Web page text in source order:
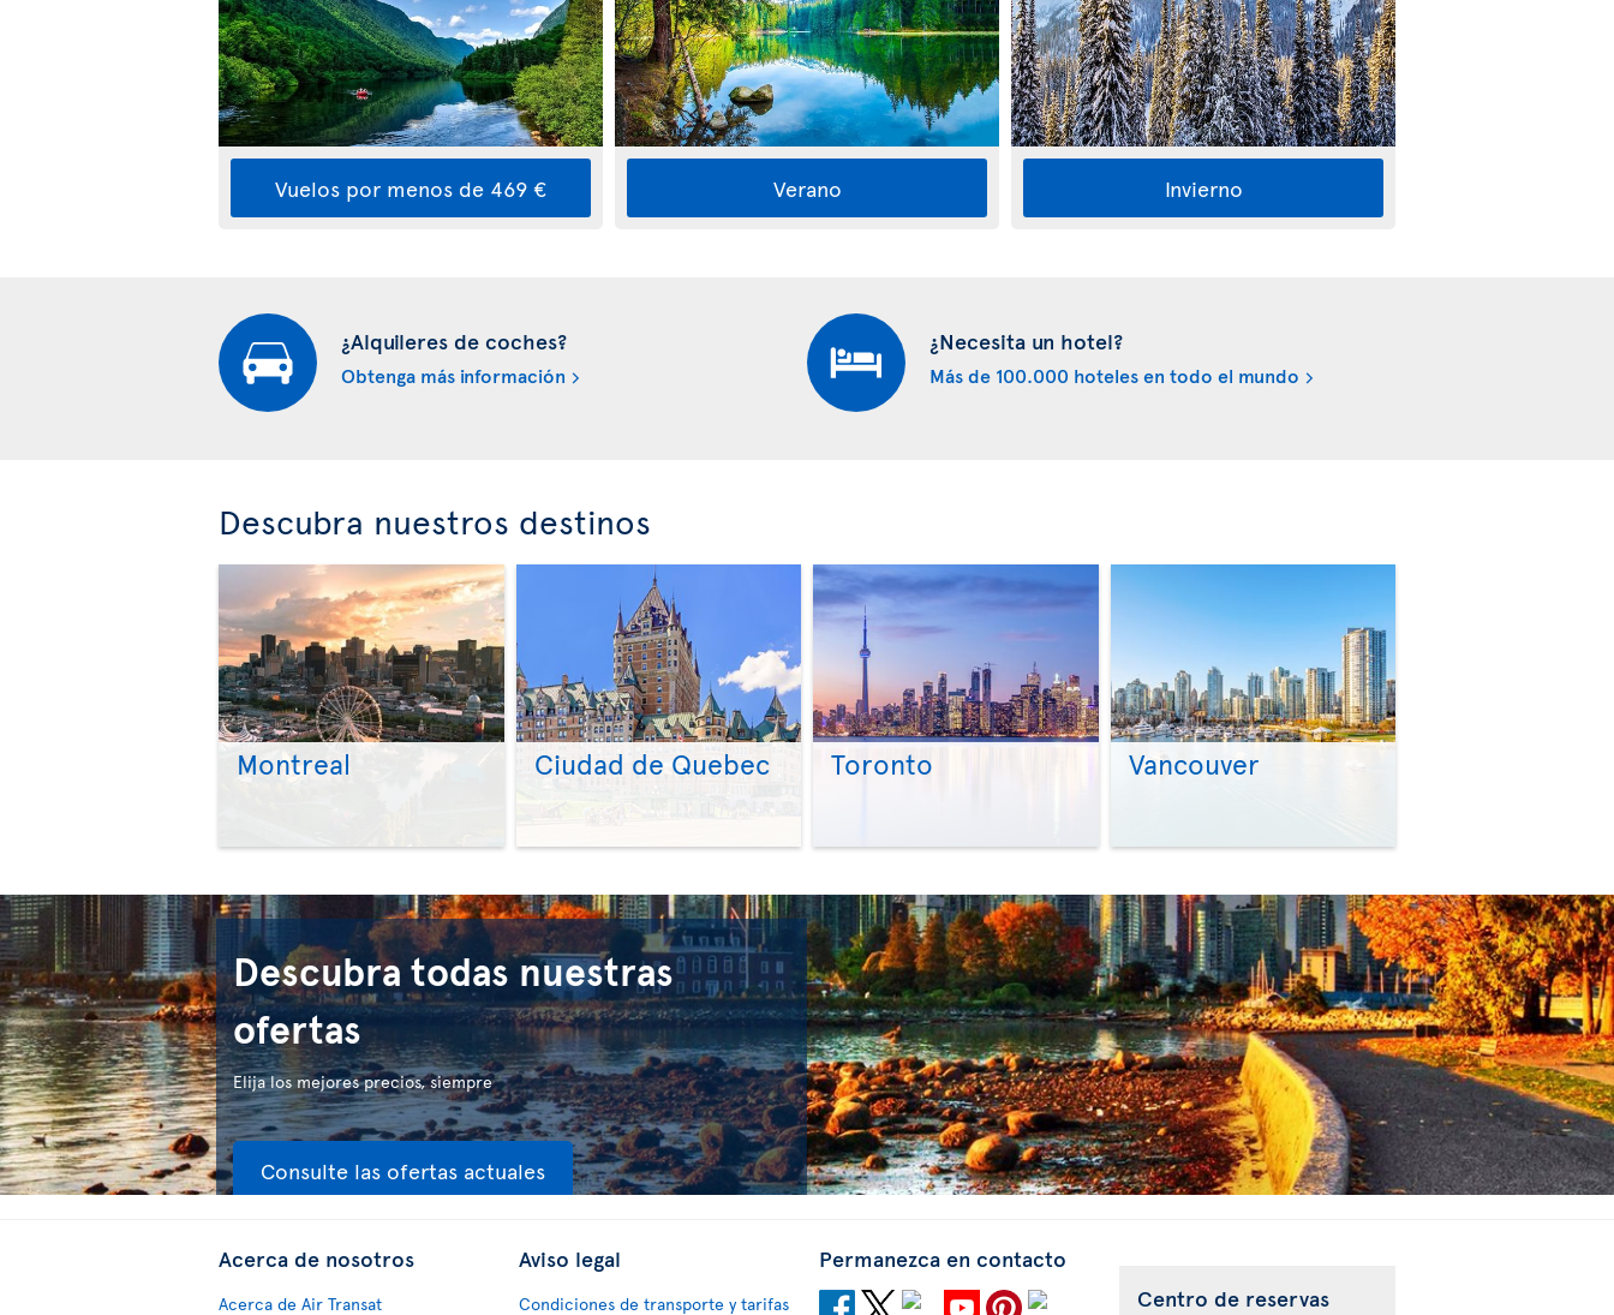
Vuelos por menos de 469 € Verano Invierno
¿Alquileres de coches?
Obtenga más información
¿Necesita un hotel?
Más de 100.000 hoteles en todo el mundo
Descubra nuestros destinos
Montreal Ciudad de Quebec Toronto Vancouver
Descubra todas nuestras
ofertas
Elija los mejores precios, siempre
Consulte las ofertas actuales
Acerca de nosotros
Acerca de Air Transat
Aviso legal
Condiciones de transporte y tarifas
Permanezca en contacto
Centro de reservas